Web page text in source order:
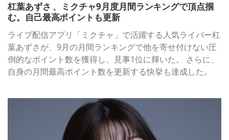
杠葉あずさ 、ミクチャ9月度月間ランキングで頂点掴
む。自己最高ポイントも更新
ライブ配信アプリ「ミクチャ」で活躍する人気ライバー杠
葉あずさが、9月の月間ランキングで他を寄せ付けない圧
倒的なポイント数を獲得し、見事1位に輝いた。 さらに、
自身の月間最高ポイント数を更新する快挙も達成した。